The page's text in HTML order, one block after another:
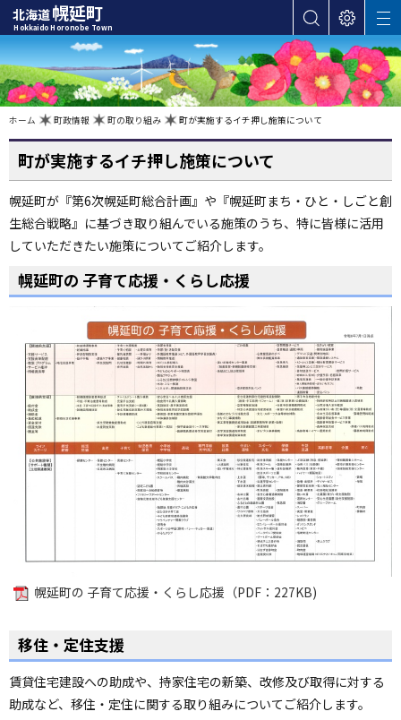
本
文
へ
カ
テ
ゴ
リ
・
メ
ニ
ュ
へ
北海道幌延町
Hokkaido Horonobe Town
表
設
定
サ
イ
ト
内
検
索
M
E
N
U
在
置
ホーム 町政情報 町の取り組み 町が実施するイチ押し施策について
町が実施するイチ押し施策について
幌延町が『第6次幌延町総合計画』や『幌延町まち・ひと・しごと創
生総合戦略』に基づき取り組んでいる施策のうち、特に皆様に活用
していただきたい施策についてご紹介します。
幌延町の 子育て応援・くらし応援
幌延町の 子育て応援・くらし応援（PDF：227KB)
移住・定住支援
賃貸住宅建設への助成や、持家住宅の新築、改修及び取得に対する
助成など、移住・定住に関する取り組みについてご紹介します。